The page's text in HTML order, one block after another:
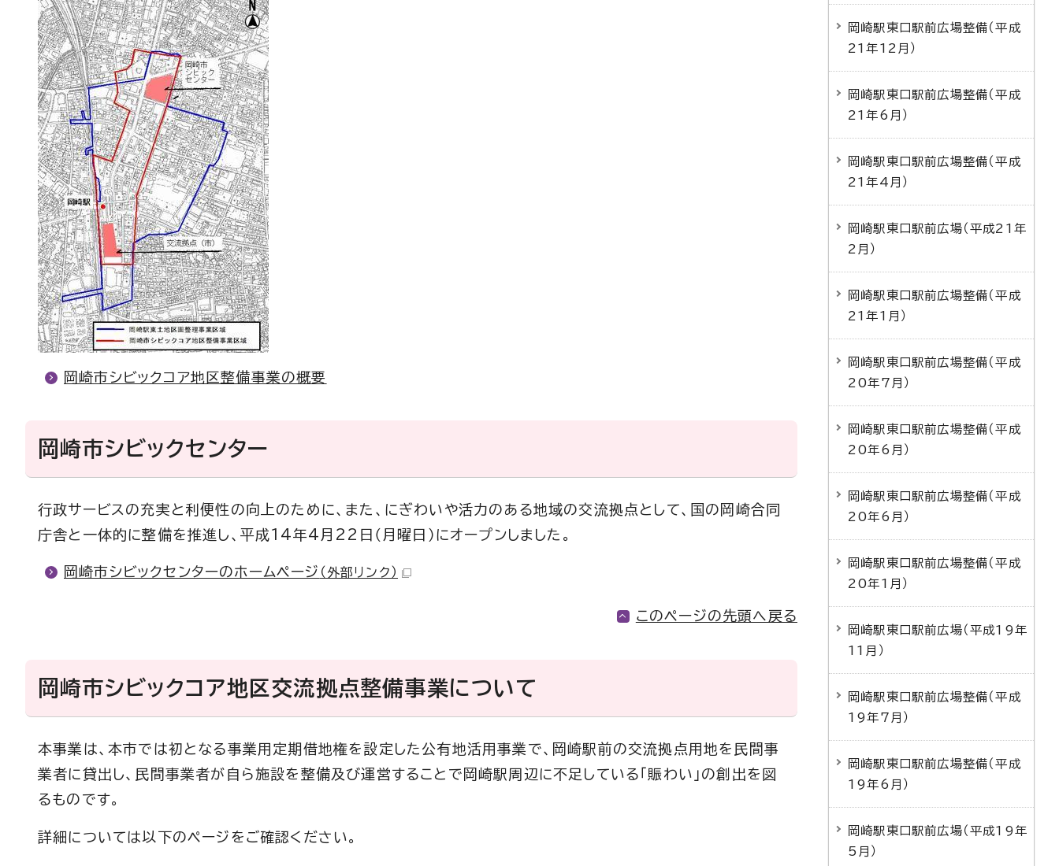
岡崎市シビックコア地区整備事業の概要
岡崎市シビックセンター
行政サービスの充実と利便性の向上のために、また、にぎわいや活力のある地域の交流拠点として、国の岡崎合同
庁舎と一体的に整備を推進し、平成14年4月22日（月曜日）にオープンしました。
岡崎市シビックセンターのホームページ （外部リンク）
このページの先頭へ戻る
岡崎市シビックコア地区交流拠点整備事業について
本事業は、本市では初となる事業用定期借地権を設定した公有地活用事業で、岡崎駅前の交流拠点用地を民間事
業者に貸出し、民間事業者が自ら施設を整備及び運営することで岡崎駅周辺に不足している「賑わい」の創出を図
るものです。
詳細については以下のページをご確認ください。
岡崎駅東口駅前広場整備（平成
21年12月）
岡崎駅東口駅前広場整備（平成
21年6月）
岡崎駅東口駅前広場整備（平成
21年4月）
岡崎駅東口駅前広場（平成21年
2月）
岡崎駅東口駅前広場整備（平成
21年1月）
岡崎駅東口駅前広場整備（平成
20年7月）
岡崎駅東口駅前広場整備（平成
20年6月）
岡崎駅東口駅前広場整備（平成
20年6月）
岡崎駅東口駅前広場整備（平成
20年1月）
岡崎駅東口駅前広場（平成19年
11月）
岡崎駅東口駅前広場整備（平成
19年7月）
岡崎駅東口駅前広場整備（平成
19年6月）
岡崎駅東口駅前広場（平成19年
5月）